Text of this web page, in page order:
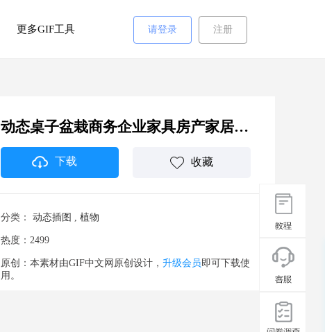
更多GIF工具 请登录 注册
动态桌子盆栽商务企业家具房产家居图标分割线
下载 收藏
分类： 动态插图 , 植物
热度：2499
原创：本素材由GIF中文网原创设计， 升级会员即可下载使
用。